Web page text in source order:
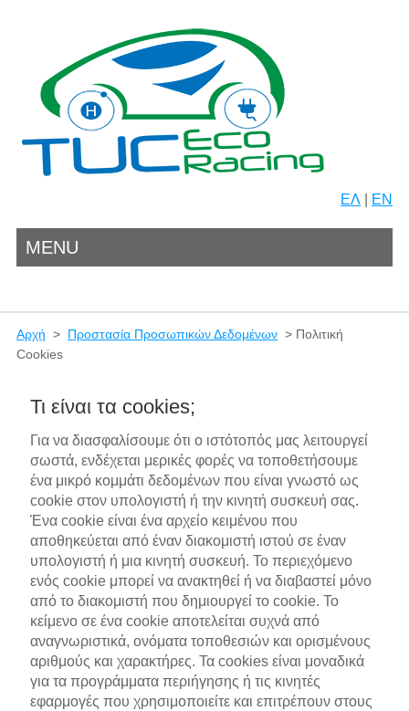
ΕΛ EN
MENU
Αρχή > Προστασία Προσωπικών Δεδομένων> Πολιτική
Cookies
Τι είναι τα cookies;
Για να διασφαλίσουμε ότι ο ιστότοπός μας λειτουργεί
σωστά, ενδέχεται μερικές φορές να τοποθετήσουμε
ένα μικρό κομμάτι δεδομένων που είναι γνωστό ως
cookie στον υπολογιστή ή την κινητή συσκευή σας.
Ένα cookie είναι ένα αρχείο κειμένου που
αποθηκεύεται από έναν διακομιστή ιστού σε έναν
υπολογιστή ή μια κινητή συσκευή. Το περιεχόμενο
ενός cookie μπορεί να ανακτηθεί ή να διαβαστεί μόνο
από το διακομιστή που δημιουργεί το cookie. Το
κείμενο σε ένα cookie αποτελείται συχνά από
αναγνωριστικά, ονόματα τοποθεσιών και ορισμένους
αριθμούς και χαρακτήρες. Τα cookies είναι μοναδικά
για τα προγράμματα περιήγησης ή τις κινητές
εφαρμογές που χρησιμοποιείτε και επιτρέπουν στους